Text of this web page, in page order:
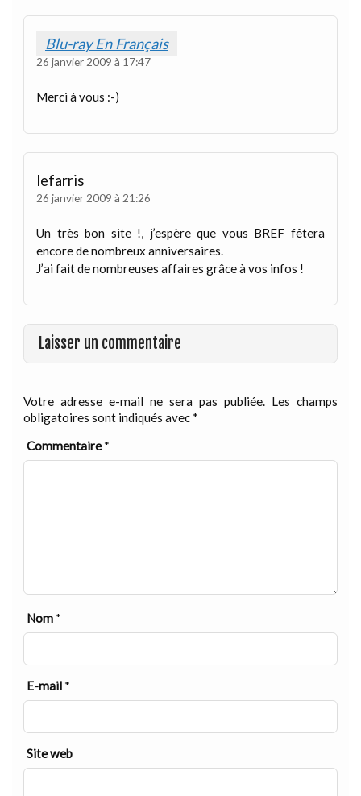
Blu-ray En Français
26 janvier 2009 à 17:47
Merci à vous :-)
lefarris
26 janvier 2009 à 21:26
Un très bon site !, j’espère que vous BREF fêtera
encore de nombreux anniversaires.
J’ai fait de nombreuses affaires grâce à vos infos !
Laisser un commentaire
Votre adresse e-mail ne sera pas publiée. Les champs
obligatoires sont indiqués avec *
Commentaire*
Nom *
E-mail *
Site web